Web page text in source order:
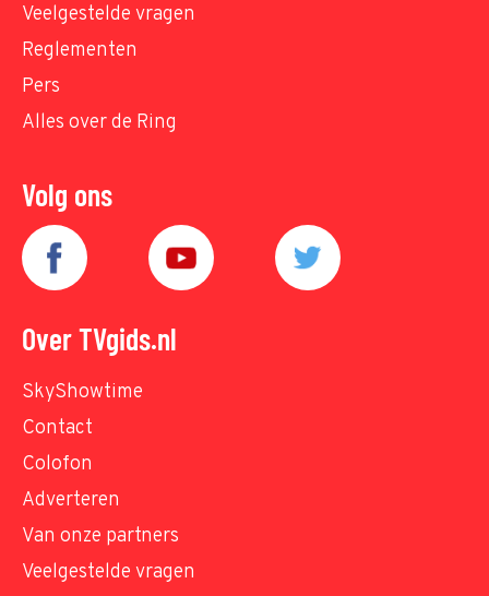
Veelgestelde vragen
Reglementen
Pers
Alles over de Ring
Volg ons
Over TVgids.nl
SkyShowtime
Contact
Colofon
Adverteren
Van onze partners
Veelgestelde vragen